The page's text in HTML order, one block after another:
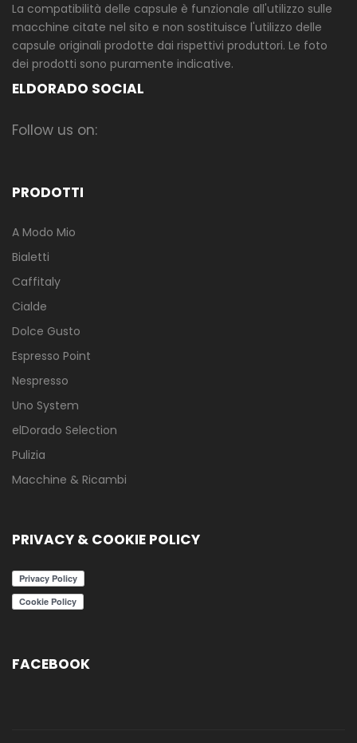
La compatibilità delle capsule è funzionale all'utilizzo sulle
macchine citate nel sito e non sostituisce l'utilizzo delle
capsule originali prodotte dai rispettivi produttori. Le foto
dei prodotti sono puramente indicative.
ELDORADO SOCIAL
Follow us on:
PRODOTTI
A Modo Mio
Bialetti
Caffitaly
Cialde
Dolce Gusto
Espresso Point
Nespresso
Uno System
elDorado Selection
Pulizia
Macchine & Ricambi
PRIVACY & COOKIE POLICY
FACEBOOK